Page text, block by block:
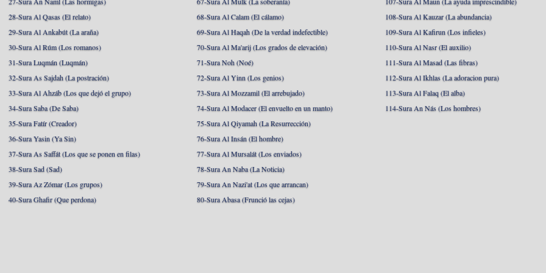
28-Sura Al Qasas (El relato)
29-Sura Al Ankabút (La araña)
30-Sura Al Rúm (Los romanos)
31-Sura Luqmán (Luqmán)
32-Sura As Sajdah (La postración)
33-Sura Al Ahzáb (Los que dejó el grupo)
34-Sura Saba (De Saba)
35-Sura Fatír (Creador)
36-Sura Yasin (Ya Sin)
37-Sura As Saffát (Los que se ponen en filas)
38-Sura Sad (Sad)
39-Sura Az Zómar (Los grupos)
40-Sura Ghafir (Que perdona)
68-Sura Al Calam (El cálamo)
69-Sura Al Haqah (De la verdad indefectible)
70-Sura Al Ma'arij (Los grados de elevación)
71-Sura Noh (Noé)
72-Sura Al Yinn (Los genios)
73-Sura Al Mozzamil (El arrebujado)
74-Sura Al Modacer (El envuelto en un manto)
75-Sura Al Qiyamah (La Resurrección)
76-Sura Al Insán (El hombre)
77-Sura Al Mursalát (Los enviados)
78-Sura An Naba (La Noticia)
79-Sura An Nazi'at (Los que arrancan)
80-Sura Abasa (Frunció las cejas)
108-Sura Al Kauzar (La abundancia)
109-Sura Al Kafirun (Los infieles)
110-Sura Al Nasr (El auxilio)
111-Sura Al Masad (Las fibras)
112-Sura Al Ikhlas (La adoracion pura)
113-Sura Al Falaq (El alba)
114-Sura An Nás (Los hombres)